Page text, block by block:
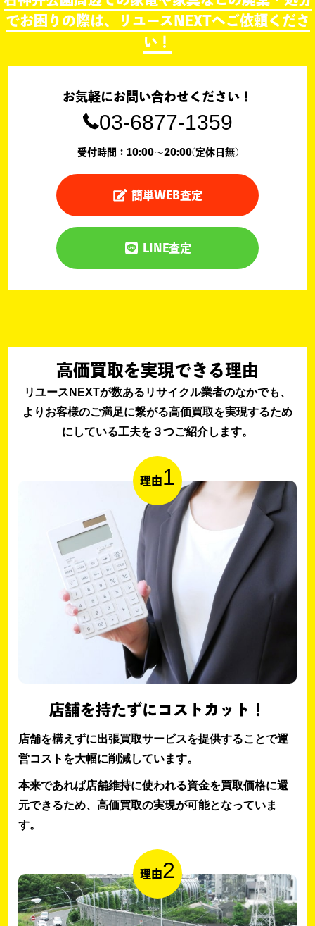
でお困りの際は、リユースNEXTへご依頼くださ
い！
お気軽にお問い合わせください！
03-6877-1359
受付時間：10:00〜20:00(定休日無)
簡単WEB査定
LINE査定
高価買取を実現できる理由
リユースNEXTが数あるリサイクル業者のなかでも、
よりお客様のご満足に繋がる高価買取を実現するため
にしている工夫を３つご紹介します。
理由1
店舗を持たずにコストカット！
店舗を構えずに出張買取サービスを提供することで運
営コストを大幅に削減しています。
本来であれば店舗維持に使われる資金を買取価格に還
元できるため、高価買取の実現が可能となっていま
す。
理由2